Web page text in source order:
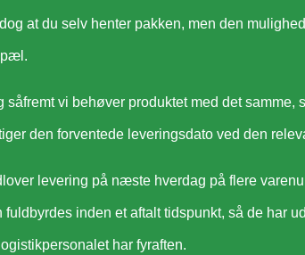
at du selv henter pakken, men den
såfremt vi behøver produktet med det samme,
den forventede leveringsdato ved den
levering på næste hverdag på flere
inden et aftalt tidspunkt, så de har
har fyraften.